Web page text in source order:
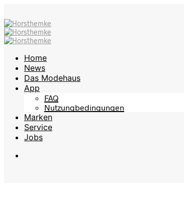
Home
News
Das Modehaus
App
FAQ
Nutzungbedingungen
Marken
Service
Jobs